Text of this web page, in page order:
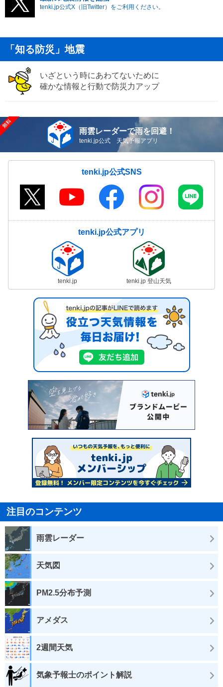
tenki.jp公式X（旧Twitter）をご利用ください。
「知る防災」地震
いざという時にあわてないために
確かな情報と行動で防災力アップ
雨雲レーダーで雨を回避！
tenki.jp公式 天気予報アプリ
tenki.jp公式SNS
tenki.jp公式アプリ
tenki.jp tenki.jp 登山天気
注目のコンテンツ
雨雲レーダー
天気図
PM2.5分布予測
アメダス
2週間天気
気象予報士のポイント解説